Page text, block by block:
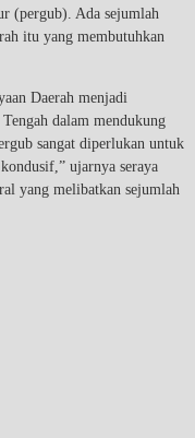
(pergub). Ada sejumlah
itu yang membutuhkan
Daerah menjadi
dalam mendukung
sangat diperlukan untuk
ujarnya seraya
yang melibatkan sejumlah